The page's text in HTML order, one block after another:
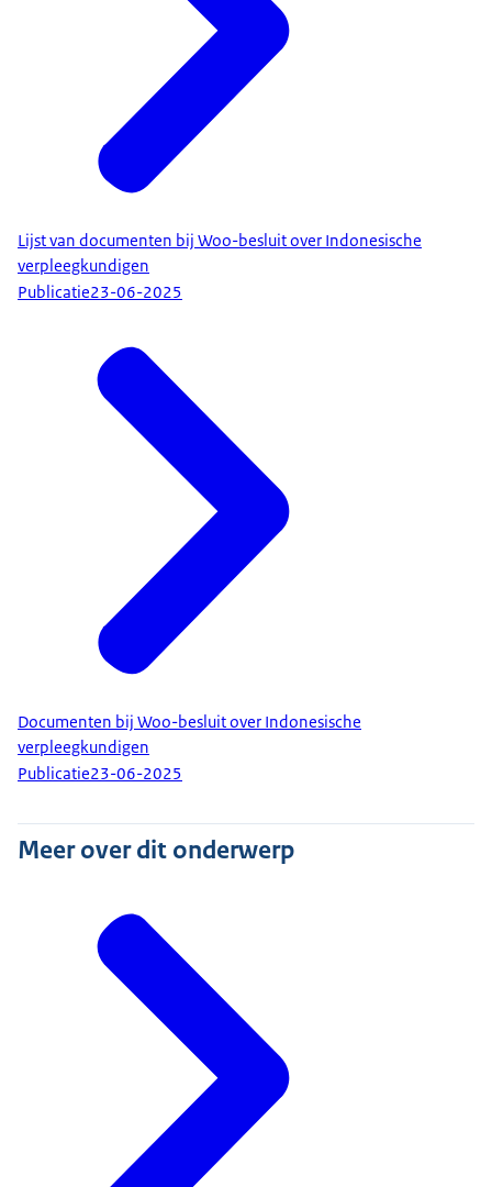
Lijst van documenten bij Woo-besluit over Indonesische
verpleegkundigen
Publicatie23-06-2025
Documenten bij Woo-besluit over Indonesische
verpleegkundigen
Publicatie23-06-2025
Meer over dit onderwerp